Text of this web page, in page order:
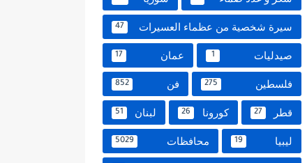
سيرة شخصية من عظماء العسيرات 47
صيدليات 1 عمان 17
فلسطين 275 فن 852
قطر 27 كورونا 26 لبنان 51
ليبيا 19 محافظات 5029